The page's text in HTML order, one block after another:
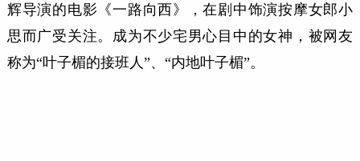
辉导演的电影《一路向西》，在剧中饰演按摩女郎小
思而广受关注。成为不少宅男心目中的女神，被网友
称为“叶子楣的接班人”、“内地叶子楣”。